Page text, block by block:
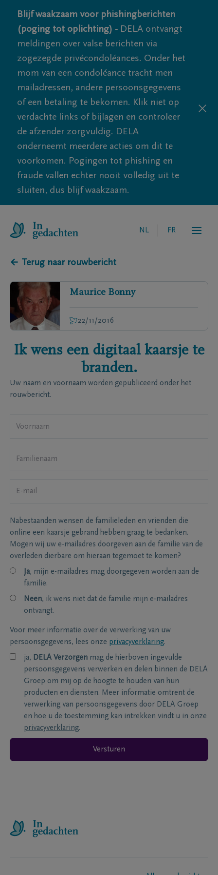
Blijf waakzaam voor phishingberichten
(poging tot oplichting) - DELA ontvangt
meldingen over valse berichten via
zogezegde privécondoléances. Onder het
mom van een condoléance tracht men
mailadressen, andere persoonsgegevens
of een betaling te bekomen. Klik niet op
verdachte links of bijlagen en controleer
de afzender zorgvuldig. DELA
onderneemt meerdere acties om dit te
voorkomen. Pogingen tot phishing en
fraude vallen echter nooit volledig uit te
sluiten, dus blijf waakzaam.
NL FR
← Terug naar rouwbericht
Maurice Bonny
22/11/2016
Ik wens een digitaal kaarsje te
branden.
Uw naam en voornaam worden gepubliceerd onder het
rouwbericht.
Nabestaanden wensen de familieleden en vrienden die
online een kaarsje gebrand hebben graag te bedanken.
Mogen wij uw e-mailadres doorgeven aan de familie van de
overleden dierbare om hieraan tegemoet te komen?
Ja, mijn e-mailadres mag doorgegeven worden aan de
familie.
Neen, ik wens niet dat de familie mijn e-mailadres
ontvangt.
Voor meer informatie over de verwerking van uw
persoonsgegevens, lees onze privacyverklaring.
ja, DELA Verzorgen mag de hierboven ingevulde
persoonsgegevens verwerken en delen binnen de DELA
Groep om mij op de hoogte te houden van hun
producten en diensten. Meer informatie omtrent de
verwerking van persoonsgegevens door DELA Groep
en hoe u de toestemming kan intrekken vindt u in onze
privacyverklaring.
Versturen